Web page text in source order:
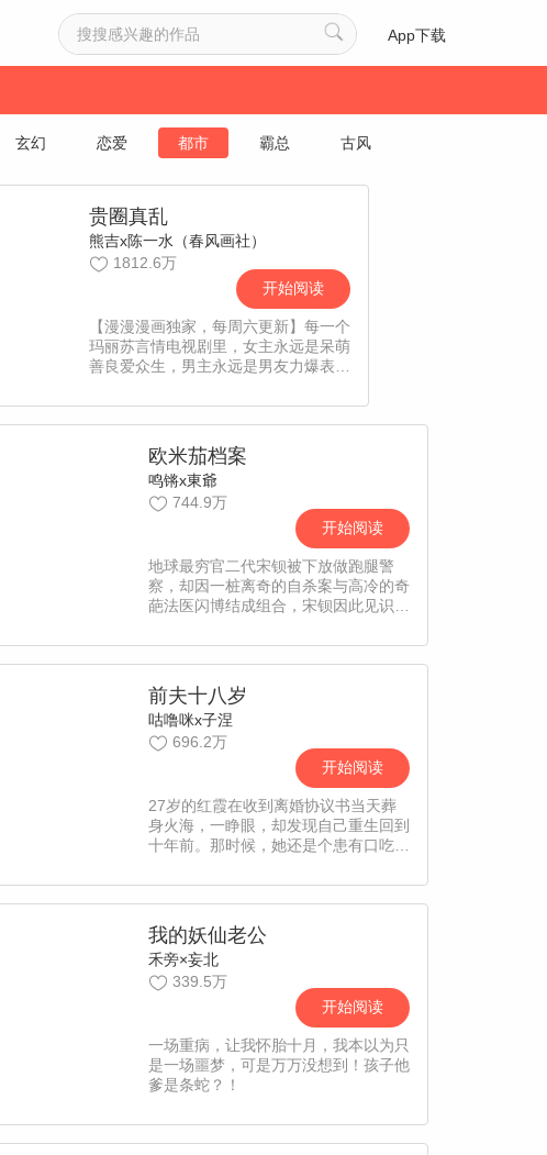
App下载
玄幻 恋爱 都市 霸总
古风
贵圈真乱
熊吉x陈一水（春风画社）
1812.6万
开始阅读
【漫漫漫画独家，每周六更新】每一个
玛丽苏言情电视剧里，女主永远是呆萌
善良爱众生，男主永远是男友力爆表的
白富美。然而，脱下戏服，剧中人人唾
骂的“心机白富美”其实开朗豁达真性
情，高冷气场的“霸道总裁”竟是个隐藏
游戏宅？！戏里戏外，双面人生，“大
反派”与“男一号”变成欢喜冤家，想想
是不是有点小期待呢？假高冷男主x真
欧米茄档案
鸣锵x東爺
744.9万
开始阅读
地球最穷官二代宋钡被下放做跑腿警
察，却因一桩离奇的自杀案与高冷的奇
葩法医闪博结成组合，宋钡因此见识到
不断破解一件件匪夷所思的疑难案件，
宋钡逐渐发现了闪博对于案件真相非一
般的执着，以及他想要深深掩埋的过
去……【责编：小凡】异能法医x官二
代小警察
前夫十八岁
咕噜咪x子涅
696.2万
开始阅读
27岁的红霞在收到离婚协议书当天葬
身火海，一睁眼，却发现自己重生回到
十年前。那时候，她还是个患有口吃、
的丈夫池旭，还视她形同陌路。面对天
赐良机，红霞勾唇一笑：“我要勾引
他！”傲娇校草x翻身小妖精，这一世，
换我来抛弃你！【责编：慕容戳】
我的妖仙老公
禾旁×妄北
339.5万
开始阅读
一场重病，让我怀胎十月，我本以为只
是一场噩梦，可是万万没想到！孩子他
爹是条蛇？！